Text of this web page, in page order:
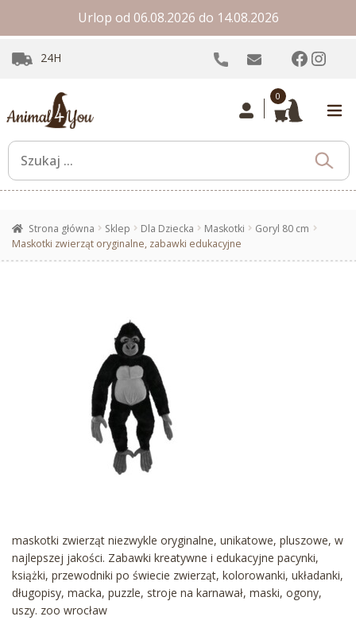
Urlop od 06.08.2026 do 14.08.2026
24H
0
Strona główna Sklep Dla Dziecka Maskotki
Goryl 80 cm
Maskotki zwierząt oryginalne, zabawki edukacyjne
maskotki zwierząt niezwykle oryginalne, unikatowe, pluszowe, w
najlepszej jakości. Zabawki kreatywne i edukacyjne pacynki,
książki, przewodniki po świecie zwierząt, kolorowanki, układanki,
długopisy, macka, puzzle, stroje na karnawał, maski, ogony,
uszy. zoo wrocław